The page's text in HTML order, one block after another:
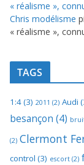
Chris modélisme
« réalisme »,
TAGS
1:4(3) 2011 (2) Audi
besançon (4)
(2) Clermont
control (3) escort (2)